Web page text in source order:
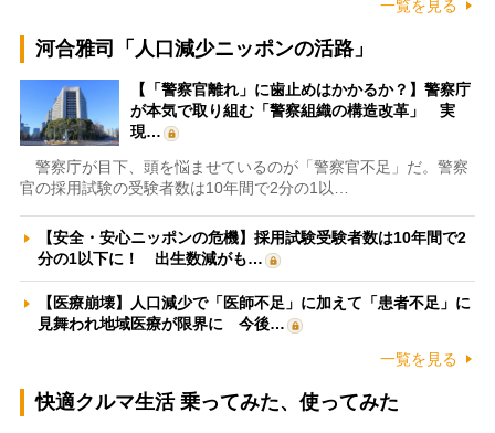
一覧を見る
河合雅司「人口減少ニッポンの活路」
【「警察官離れ」に歯止めはかかるか？】警察庁
が本気で取り組む「警察組織の構造改革」 実
現…
警察庁が目下、頭を悩ませているのが「警察官不足」だ。警察
官の採用試験の受験者数は10年間で2分の1以…
【安全・安心ニッポンの危機】採用試験受験者数は10年間で2
分の1以下に！ 出生数減がも…
【医療崩壊】人口減少で「医師不足」に加えて「患者不足」に
見舞われ地域医療が限界に 今後…
一覧を見る
快適クルマ生活 乗ってみた、使ってみた